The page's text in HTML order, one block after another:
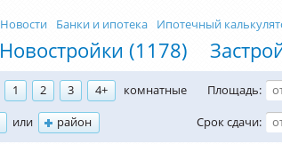
Новостройки (1178)
Новости Банки и ипотека Ипотечный
1 2 3 4+
комнатные
или район
Площадь:
Срок сдачи: